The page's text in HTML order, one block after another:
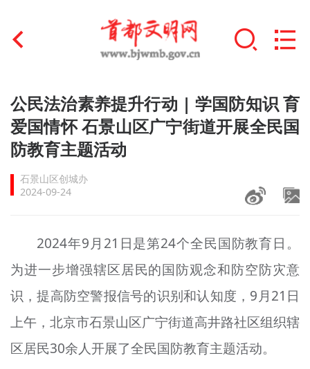
首页
文明创建
+
文明实践
文明培育
+
榜样人物
+
身边好人
文明评论
北京宣传文化引导基金
公民法治素养提升行动 | 学国防知识 育
爱国情怀 石景山区广宁街道开展全民国
防教育主题活动
石景山区创城办
2024-09-24
2024年9月21日是第24个全民国防教育日。
为进一步增强辖区居民的国防观念和防空防灾意
识，提高防空警报信号的识别和认知度，9月21日
上午，北京市石景山区广宁街道高井路社区组织辖
区居民30余人开展了全民国防教育主题活动。